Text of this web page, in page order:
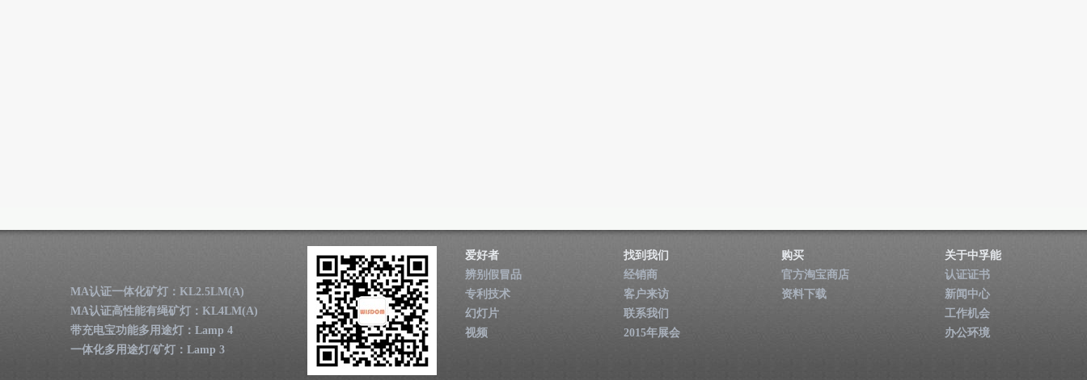
MA认证一体化矿灯：KL2.5LM(A)
MA认证高性能有绳矿灯：KL4LM(A)
带充电宝功能多用途灯：Lamp 4
一体化多用途灯/矿灯：Lamp 3
爱好者
辨别假冒品
专利技术
幻灯片
视频
找到我们
经销商
客户来访
联系我们
2015年展会
购买
官方淘宝商店
资料下载
关于中孚能
认证证书
新闻中心
工作机会
办公环境